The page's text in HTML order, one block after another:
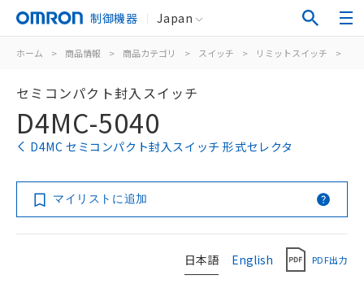
制御機器 Japan
ホーム > 商品情報 > 商品カテゴリ > スイッチ > リミットスイッチ >
セミコンパクト封入スイッチ
D4MC-5040
D4MC セミコンパクト封入スイッチ 形式セレクタ
マイリストに追加
日本語 English PDF出力